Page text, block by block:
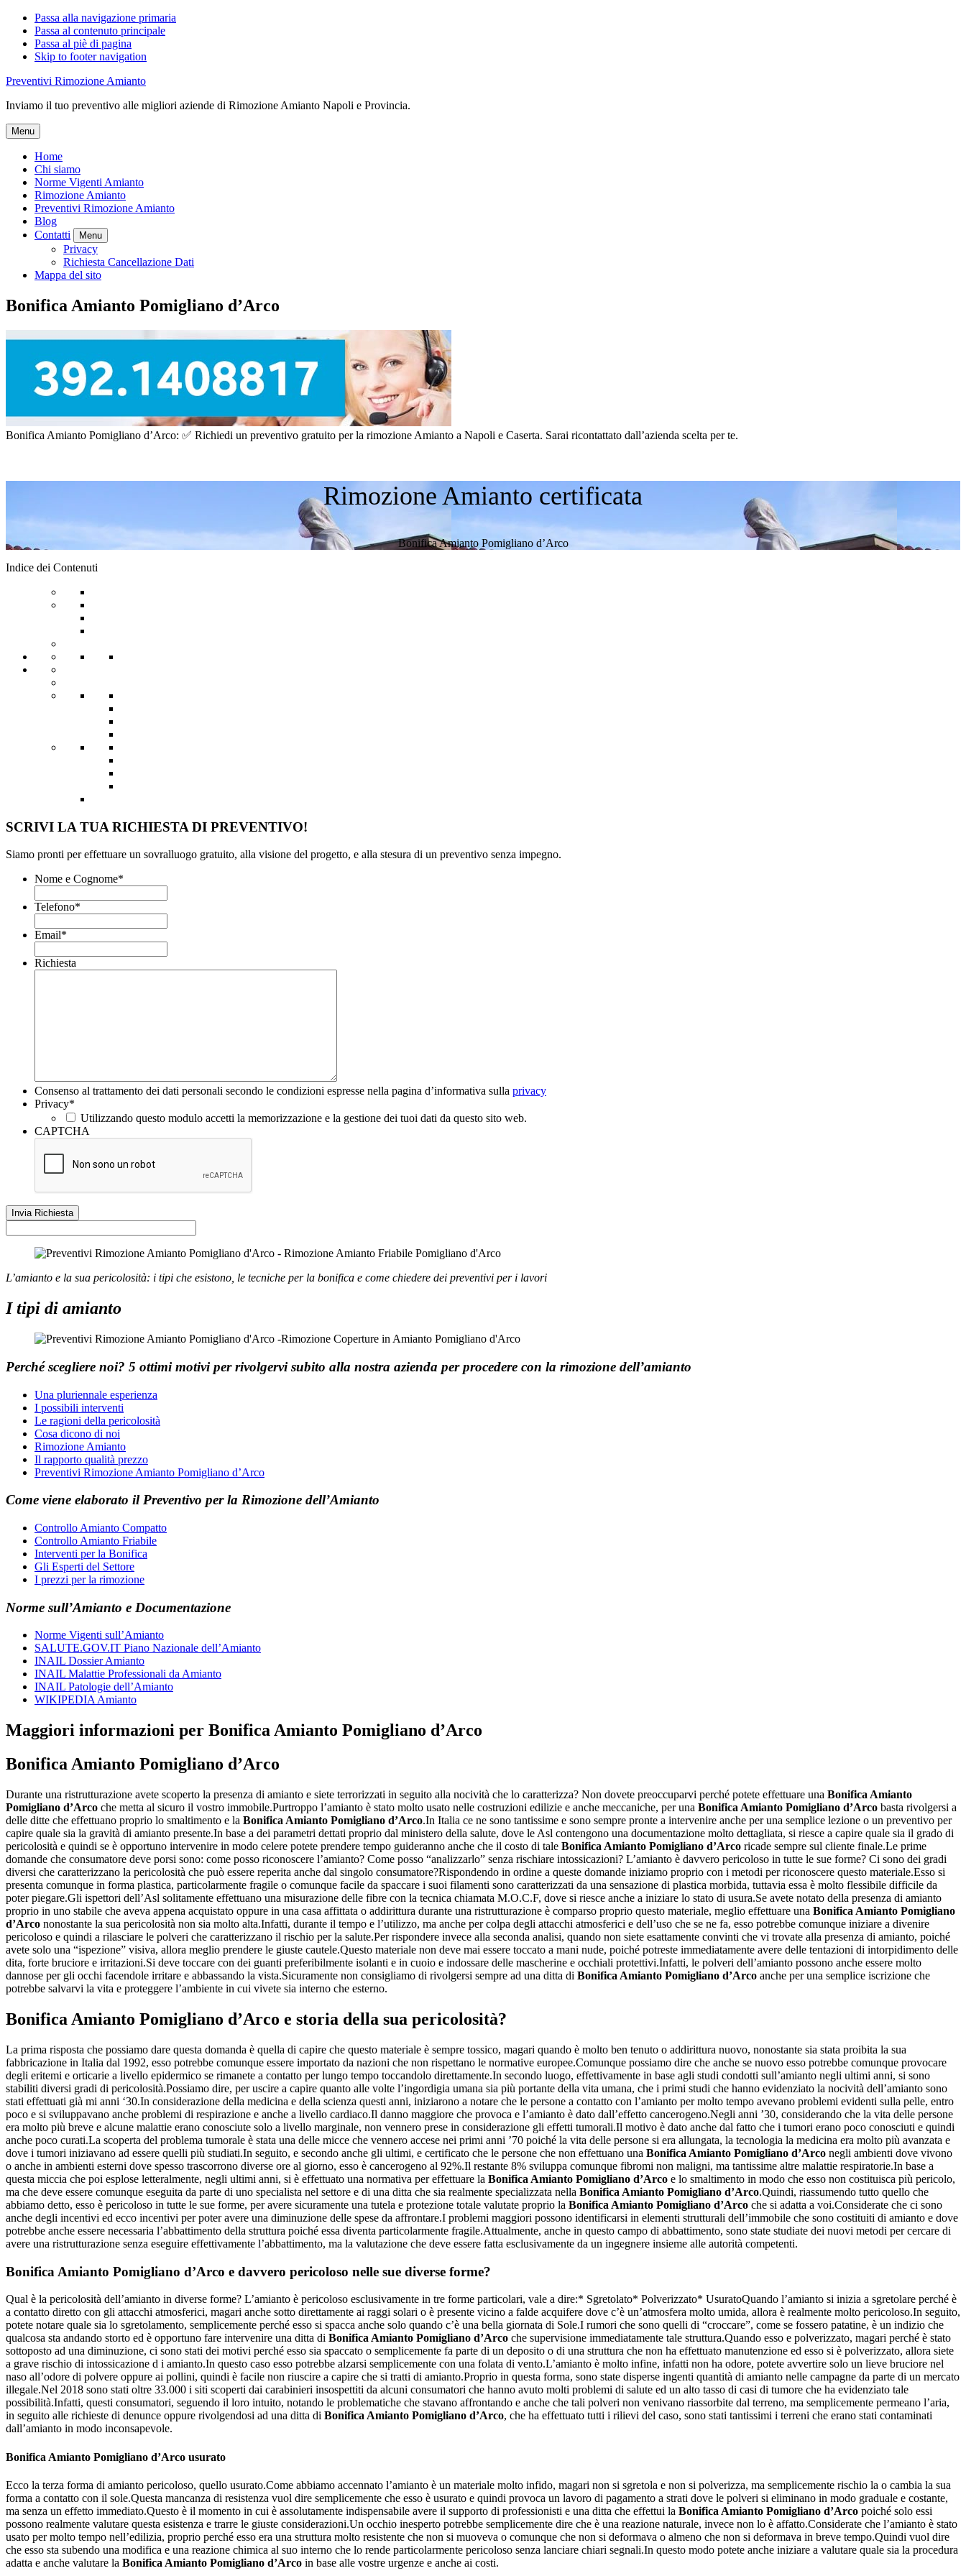
Passa alla navigazione primaria
Passa al contenuto principale
Passa al piè di pagina
Skip to footer navigation
Preventivi Rimozione Amianto
Inviamo il tuo preventivo alle migliori aziende di Rimozione Amianto Napoli e Provincia.
Menu
Home
Chi siamo
Norme Vigenti Amianto
Rimozione Amianto
Preventivi Rimozione Amianto
Blog
Contatti
Menu
Privacy
Richiesta Cancellazione Dati
Mappa del sito
Bonifica Amianto Pomigliano d’Arco
Bonifica Amianto Pomigliano d’Arco: ✅ Richiedi un preventivo gratuito per la rimozione Amianto a Napoli e Caserta. Sarai ricontattato dall’azienda scelta per te.
Rimozione Amianto certificata
Bonifica Amianto Pomigliano d’Arco
Indice dei Contenuti
SCRIVI LA TUA RICHIESTA DI PREVENTIVO!
Siamo pronti per effettuare un sovralluogo gratuito, alla visione del progetto, e alla stesura di un preventivo senza impegno.
Nome e Cognome*
Telefono*
Email*
Richiesta
Consenso al trattamento dei dati personali secondo le condizioni espresse nella pagina d’informativa sulla privacy
Privacy*
Utilizzando questo modulo accetti la memorizzazione e la gestione dei tuoi dati da questo sito web.
CAPTCHA
L’amianto e la sua pericolosità: i tipi che esistono, le tecniche per la bonifica e come chiedere dei preventivi per i lavori
I tipi di amianto
Perché scegliere noi? 5 ottimi motivi per rivolgervi subito alla nostra azienda per procedere con la rimozione dell’amianto
Una pluriennale esperienza
I possibili interventi
Le ragioni della pericolosità
Cosa dicono di noi
Rimozione Amianto
Il rapporto qualità prezzo
Preventivi Rimozione Amianto Pomigliano d’Arco
Come viene elaborato ilPreventivo per la Rimozione dell’Amianto
Controllo Amianto Compatto
Controllo Amianto Friabile
Interventi per la Bonifica
Gli Esperti del Settore
I prezzi per la rimozione
Norme sull’Amianto e Documentazione
Norme Vigenti sull’Amianto
SALUTE.GOV.IT Piano Nazionale dell’Amianto
INAIL Dossier Amianto
INAIL Malattie Professionali da Amianto
INAIL Patologie dell’Amianto
WIKIPEDIA Amianto
Maggiori informazioni per Bonifica Amianto Pomigliano d’Arco
Bonifica Amianto Pomigliano d’Arco
Durante una ristrutturazione avete scoperto la presenza di amianto e siete terrorizzati in seguito alla nocività che lo caratterizza? Non dovete preoccuparvi perché potete effettuare una Bonifica Amianto
Pomigliano d’Arco che metta al sicuro il vostro immobile.Purtroppo l’amianto è stato molto usato nelle costruzioni edilizie e anche meccaniche, per una Bonifica Amianto Pomigliano d’Arco basta rivolgersi a
delle ditte che effettuano proprio lo smaltimento e la Bonifica Amianto Pomigliano d’Arco.In Italia ce ne sono tantissime e sono sempre pronte a intervenire anche per una semplice lezione o un preventivo per
capire quale sia la gravità di amianto presente.In base a dei parametri dettati proprio dal ministero della salute, dove le Asl contengono una documentazione molto dettagliata, si riesce a capire quale sia il grado di
pericolosità e quindi se è opportuno intervenire in modo celere potete prendere tempo guideranno anche che il costo di tale Bonifica Amianto Pomigliano d’Arco ricade sempre sul cliente finale.Le prime
domande che consumatore deve porsi sono: come posso riconoscere l’amianto? Come posso “analizzarlo” senza rischiare intossicazioni? L’amianto è davvero pericoloso in tutte le sue forme? Ci sono dei gradi
diversi che caratterizzano la pericolosità che può essere reperita anche dal singolo consumatore?Rispondendo in ordine a queste domande iniziamo proprio con i metodi per riconoscere questo materiale.Esso si
presenta comunque in forma plastica, particolarmente fragile o comunque facile da spaccare i suoi filamenti sono caratterizzati da una sensazione di plastica morbida, tuttavia essa è molto flessibile difficile da
poter piegare.Gli ispettori dell’Asl solitamente effettuano una misurazione delle fibre con la tecnica chiamata M.O.C.F, dove si riesce anche a iniziare lo stato di usura.Se avete notato della presenza di amianto
proprio in uno stabile che aveva appena acquistato oppure in una casa affittata o addirittura durante una ristrutturazione è comparso proprio questo materiale, meglio effettuare una Bonifica Amianto Pomigliano
d’Arco nonostante la sua pericolosità non sia molto alta.Infatti, durante il tempo e l’utilizzo, ma anche per colpa degli attacchi atmosferici e dell’uso che se ne fa, esso potrebbe comunque iniziare a divenire
pericoloso e quindi a rilasciare le polveri che caratterizzano il rischio per la salute.Per rispondere invece alla seconda analisi, quando non siete esattamente convinti che vi trovate alla presenza di amianto, poiché
avete solo una “ispezione” visiva, allora meglio prendere le giuste cautele.Questo materiale non deve mai essere toccato a mani nude, poiché potreste immediatamente avere delle tentazioni di intorpidimento delle
dita, forte bruciore e irritazioni.Si deve toccare con dei guanti preferibilmente isolanti e in cuoio e indossare delle mascherine e occhiali protettivi.Infatti, le polveri dell’amianto possono anche essere molto
dannose per gli occhi facendole irritare e abbassando la vista.Sicuramente non consigliamo di rivolgersi sempre ad una ditta di Bonifica Amianto Pomigliano d’Arco anche per una semplice iscrizione che
potrebbe salvarvi la vita e proteggere l’ambiente in cui vivete sia interno che esterno.
Bonifica Amianto Pomigliano d’Arco e storia della sua pericolosità?
La prima risposta che possiamo dare questa domanda è quella di capire che questo materiale è sempre tossico, magari quando è molto ben tenuto o addirittura nuovo, nonostante sia stata proibita la sua
fabbricazione in Italia dal 1992, esso potrebbe comunque essere importato da nazioni che non rispettano le normative europee.Comunque possiamo dire che anche se nuovo esso potrebbe comunque provocare
degli eritemi e orticarie a livello epidermico se rimanete a contatto per lungo tempo toccandolo direttamente.In secondo luogo, effettivamente in base agli studi condotti sull’amianto negli ultimi anni, si sono
stabiliti diversi gradi di pericolosità.Possiamo dire, per uscire a capire quanto alle volte l’ingordigia umana sia più portante della vita umana, che i primi studi che hanno evidenziato la nocività dell’amianto sono
stati effettuati già mi anni ‘30.In considerazione della medicina e della scienza questi anni, iniziarono a notare che le persone a contatto con l’amianto per molto tempo avevano problemi evidenti sulla pelle, entro
poco e si sviluppavano anche problemi di respirazione e anche a livello cardiaco.Il danno maggiore che provoca e l’amianto è dato dall’effetto cancerogeno.Negli anni ’30, considerando che la vita delle persone
era molto più breve e alcune malattie erano conosciute solo a livello marginale, non vennero prese in considerazione gli effetti tumorali.Il motivo è dato anche dal fatto che i tumori erano poco conosciuti e quindi
anche poco curati.La scoperta del problema tumorale è stata una delle micce che vennero accese nei primi anni ’70 poiché la vita delle persone si era allungata, la tecnologia la medicina era molto più avanzata e
dove i tumori iniziavano ad essere quelli più studiati.In seguito, e secondo anche gli ultimi, e certificato che le persone che non effettuano una Bonifica Amianto Pomigliano d’Arco negli ambienti dove vivono
o anche in ambienti esterni dove spesso trascorrono diverse ore al giorno, esso è cancerogeno al 92%.Il restante 8% sviluppa comunque fibromi non maligni, ma tantissime altre malattie respiratorie.In base a
questa miccia che poi esplose letteralmente, negli ultimi anni, si è effettuato una normativa per effettuare la Bonifica Amianto Pomigliano d’Arco e lo smaltimento in modo che esso non costituisca più pericolo,
ma che deve essere comunque eseguita da parte di uno specialista nel settore e di una ditta che sia realmente specializzata nella Bonifica Amianto Pomigliano d’Arco.Quindi, riassumendo tutto quello che
abbiamo detto, esso è pericoloso in tutte le sue forme, per avere sicuramente una tutela e protezione totale valutate proprio la Bonifica Amianto Pomigliano d’Arco che si adatta a voi.Considerate che ci sono
anche degli incentivi ed ecco incentivi per poter avere una diminuzione delle spese da affrontare.I problemi maggiori possono identificarsi in elementi strutturali dell’immobile che sono costituiti di amianto e dove
potrebbe anche essere necessaria l’abbattimento della struttura poiché essa diventa particolarmente fragile.Attualmente, anche in questo campo di abbattimento, sono state studiate dei nuovi metodi per cercare di
avere una ristrutturazione senza eseguire effettivamente l’abbattimento, ma la valutazione che deve essere fatta esclusivamente da un ingegnere insieme alle autorità competenti.
Bonifica Amianto Pomigliano d’Arco e davvero pericoloso nelle sue diverse forme?
Qual è la pericolosità dell’amianto in diverse forme? L’amianto è pericoloso esclusivamente in tre forme particolari, vale a dire:* Sgretolato* Polverizzato* UsuratoQuando l’amianto si inizia a sgretolare perché è
a contatto diretto con gli attacchi atmosferici, magari anche sotto direttamente ai raggi solari o è presente vicino a falde acquifere dove c’è un’atmosfera molto umida, allora è realmente molto pericoloso.In seguito,
potete notare quale sia lo sgretolamento, semplicemente perché esso si spacca anche solo quando c’è una bella giornata di Sole.I rumori che sono quelli di “croccare”, come se fossero patatine, è un indizio che
qualcosa sta andando storto ed è opportuno fare intervenire una ditta di Bonifica Amianto Pomigliano d’Arco che supervisione immediatamente tale struttura.Quando esso e polverizzato, magari perché è stato
sottoposto ad una diminuzione, ci sono stati dei motivi perché esso sia spaccato o semplicemente fa parte di un deposito o di una struttura che non ha effettuato manutenzione ed esso si è polverizzato, allora siete
a grave rischio di intossicazione d i amianto.In questo caso esso potrebbe alzarsi semplicemente con una folata di vento.L’amianto è molto infine, infatti non ha odore, potete avvertire solo un lieve bruciore nel
naso all’odore di polvere oppure ai pollini, quindi è facile non riuscire a capire che si tratti di amianto.Proprio in questa forma, sono state disperse ingenti quantità di amianto nelle campagne da parte di un mercato
illegale.Nel 2018 sono stati oltre 33.000 i siti scoperti dai carabinieri insospettiti da alcuni consumatori che hanno avuto molti problemi di salute ed un alto tasso di casi di tumore che ha evidenziato tale
possibilità.Infatti, questi consumatori, seguendo il loro intuito, notando le problematiche che stavano affrontando e anche che tali polveri non venivano riassorbite dal terreno, ma semplicemente permeano l’aria,
in seguito alle richieste di denunce oppure rivolgendosi ad una ditta di Bonifica Amianto Pomigliano d’Arco, che ha effettuato tutti i rilievi del caso, sono stati tantissimi i terreni che erano stati contaminati
dall’amianto in modo inconsapevole.
Bonifica Amianto Pomigliano d’Arco usurato
Ecco la terza forma di amianto pericoloso, quello usurato.Come abbiamo accennato l’amianto è un materiale molto infido, magari non si sgretola e non si polverizza, ma semplicemente rischio la o cambia la sua
forma a contatto con il sole.Questa mancanza di resistenza vuol dire semplicemente che esso è usurato e quindi provoca un lavoro di pagamento a strati dove le polveri si eliminano in modo graduale e costante,
ma senza un effetto immediato.Questo è il momento in cui è assolutamente indispensabile avere il supporto di professionisti e una ditta che effettui la Bonifica Amianto Pomigliano d’Arco poiché solo essi
possono realmente valutare questa esistenza e trarre le giuste considerazioni.Un occhio inesperto potrebbe semplicemente dire che è una reazione naturale, invece non lo è affatto.Considerate che l’amianto è stato
usato per molto tempo nell’edilizia, proprio perché esso era una struttura molto resistente che non si muoveva o comunque che non si deformava o almeno che non si deformava in breve tempo.Quindi vuol dire
che esso sta subendo una modifica e una reazione chimica al suo interno che lo rende particolarmente pericoloso senza lanciare chiari segnali.In questo modo potete anche iniziare a valutare quale sia la procedura
adatta e anche valutare la Bonifica Amianto Pomigliano d’Arco in base alle vostre urgenze e anche ai costi.